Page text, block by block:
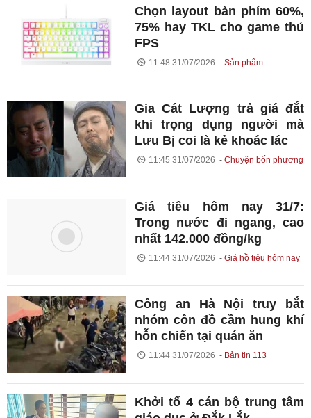
Chọn layout bàn phím 60%,
75% hay TKL cho game thủ
FPS
11:48 31/07/2026 Sản phẩm
Gia Cát Lượng trả giá đắt
khi trọng dụng người mà
Lưu Bị coi là kẻ khoác lác
11:45 31/07/2026 Chuyện bốn phương
Giá tiêu hôm nay 31/7:
Trong nước đi ngang, cao
nhất 142.000 đồng/kg
11:44 31/07/2026 Giá hồ tiêu hôm nay
Công an Hà Nội truy bắt
nhóm côn đồ cầm hung khí
hỗn chiến tại quán ăn
11:44 31/07/2026 Bản tin 113
Khởi tố 4 cán bộ trung tâm